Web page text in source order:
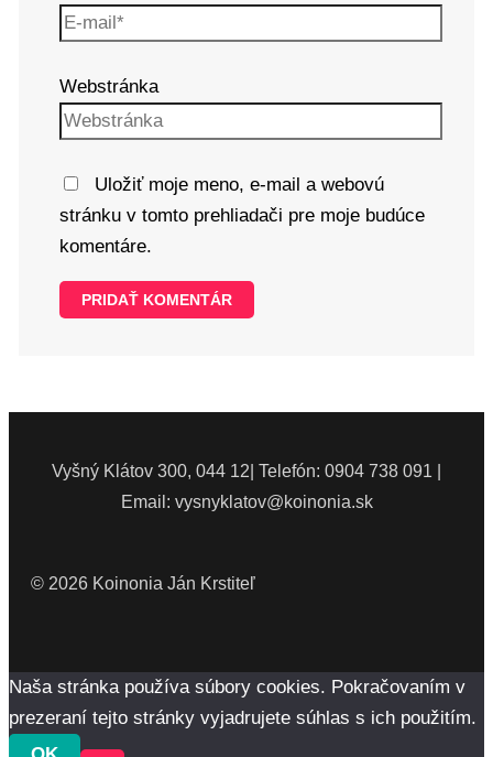
Webstránka
Uložiť moje meno, e-mail a webovú
stránku v tomto prehliadači pre moje budúce
komentáre.
Vyšný Klátov 300, 044 12| Telefón: 0904 738 091 |
Email: vysnyklatov@koinonia.sk
© 2026 Koinonia Ján Krstiteľ
Naša stránka používa súbory cookies. Pokračovaním v
prezeraní tejto stránky vyjadrujete súhlas s ich použitím.